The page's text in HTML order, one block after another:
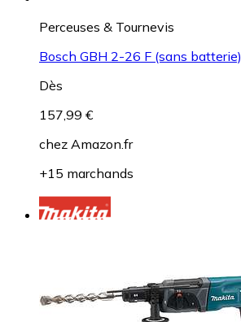
Perceuses & Tournevis
Bosch GBH 2-26 F (sans batterie)
Dès
157,99 €
chez Amazon.fr
+15 marchands